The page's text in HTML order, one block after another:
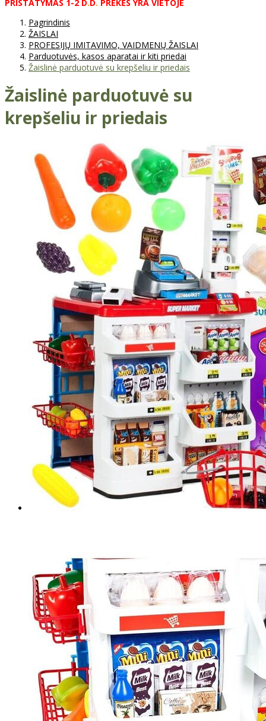
PRISTATYMAS 1-2 D. D. PREKĖS YRA VIETOJE
Pagrindinis
ŽAISLAI
PROFESIJŲ IMITAVIMO, VAIDMENŲ ŽAISLAI
Parduotuvės, kasos aparatai ir kiti priedai
Žaislinė parduotuvė su krepšeliu ir priedais
Žaislinė parduotuvė su
krepšeliu ir priedais